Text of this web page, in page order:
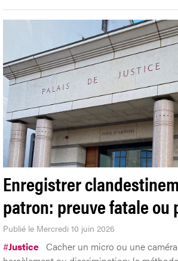
Enregistrer
patron: preuve fatale ou
Publié le Mercredi 10 juin 2026
#Justice Cacher un micro ou une